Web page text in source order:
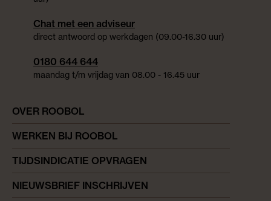
OVER ROOBOL
WERKEN BIJ ROOBOL
TIJDSINDICATIE OPVRAGEN
NIEUWSBRIEF INSCHRIJVEN
Chat met een adviseur
direct antwoord op werkdagen (09.00-16.30 uur)
0180 644 644
maandag t/m vrijdag van 08.00 - 16.45 uur